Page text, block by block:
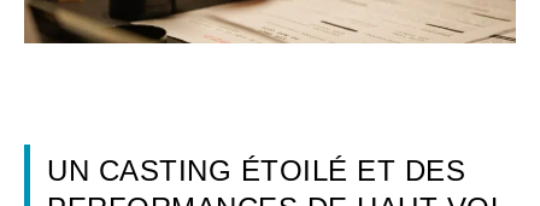
UN CASTING ÉTOILÉ ET DES